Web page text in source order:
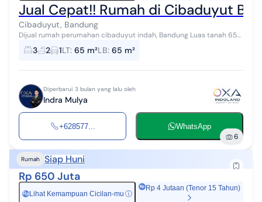
Jual Cepat!! Rumah di Cibaduyut
Cibaduyut, Bandung
Dijual rumah perumahan cibaduyut indah, Bandung Luas tanah 65
pbb Luas bangunan 65 pbb Ada garasi 1 mobil 2 tingkat Sudah di
renov Harga 670 juta ...
3 2 1LT: 65 m²LB: 65 m²
Diperbarui 3 bulan yang lalu oleh
Indra Mulya
+628577... WhatsApp
6
Rumah Siap Huni
Rp 650 Juta
Rp Lihat Kemampuan Cicilan-mu ⓘ
Rp 4 Jutaan (Tenor 15 Tahun)